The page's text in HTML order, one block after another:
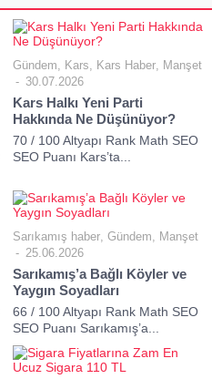
Gündem, Kars, Kars Haber, Manşet
30.07.2026
Kars Halkı Yeni Parti
Hakkında Ne Düşünüyor?
70 / 100 Altyapı Rank Math SEO
SEO Puanı Kars’ta...
Sarıkamış haber, Gündem, Manşet
25.06.2026
Sarıkamış’a Bağlı Köyler ve
Yaygın Soyadları
66 / 100 Altyapı Rank Math SEO
SEO Puanı Sarıkamış’a...